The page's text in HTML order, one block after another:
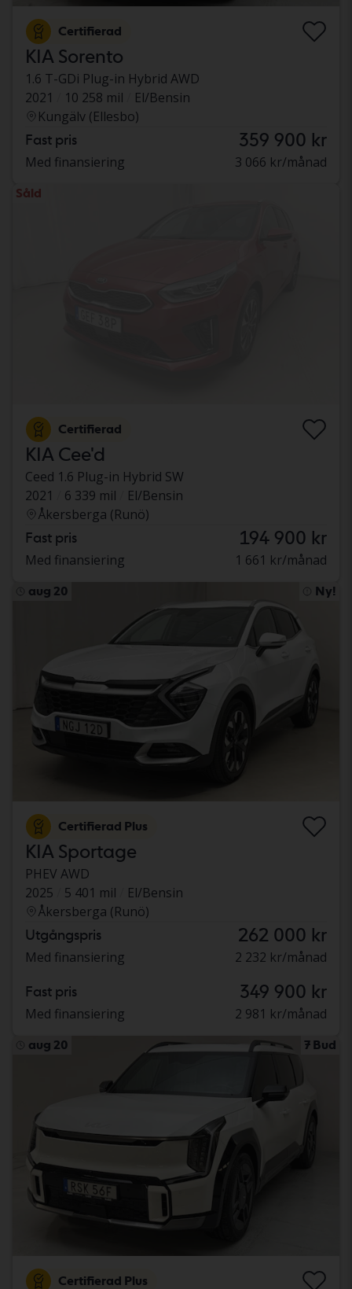
Certifierad
KIA Sorento
1.6 T-GDi Plug-in Hybrid AWD
2021
10 258 mil
El/Bensin
Kungälv (Ellesbo)
Fast pris 359 900 kr
Med finansiering 3 066 kr/månad
Såld
Certifierad
KIA Cee'd
Ceed 1.6 Plug-in Hybrid SW
2021
6 339 mil
El/Bensin
Åkersberga (Runö)
Fast pris 194 900 kr
Med finansiering 1 661 kr/månad
aug 20 Ny!
Certifierad Plus
KIA Sportage
PHEV AWD
2025
5 401 mil
El/Bensin
Åkersberga (Runö)
Utgångspris 262 000 kr
Med finansiering 2 232 kr/månad
Fast pris 349 900 kr
Med finansiering 2 981 kr/månad
aug 20 7 Bud
Certifierad Plus